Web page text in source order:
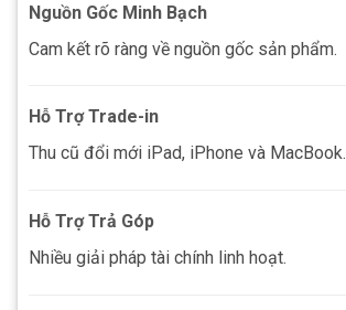
Nguồn Gốc Minh Bạch
Cam kết rõ ràng về nguồn gốc sản phẩm.
Hỗ Trợ Trade-in
Thu cũ đổi mới iPad, iPhone và MacBook.
Hỗ Trợ Trả Góp
Nhiều giải pháp tài chính linh hoạt.